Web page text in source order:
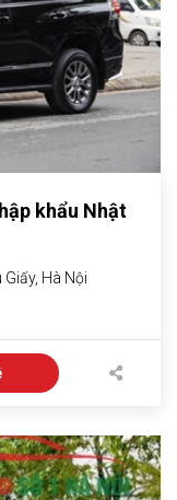
khẩu Nhật
Hà Nội